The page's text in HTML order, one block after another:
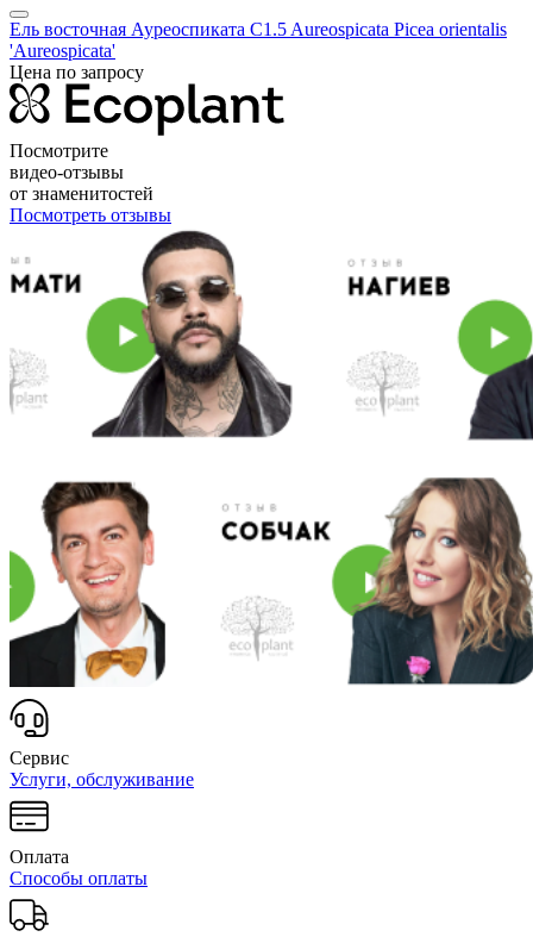
Ель восточная Ауреоспиката C1.5 Aureospicata Picea orientalis
'Aureospicata'
Цена по запросу
Посмотрите
видео-отзывы
от знаменитостей
Посмотреть отзывы
Сервис
Услуги, обслуживание
Оплата
Способы оплаты